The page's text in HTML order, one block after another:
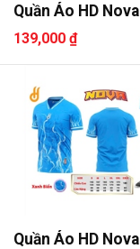
Quần Áo HD Nova
139,000 ₫
Quần Áo HD Nova